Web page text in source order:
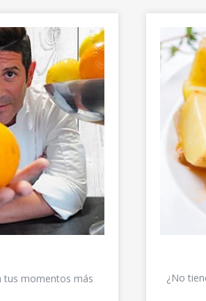
tus momentos más
¿No